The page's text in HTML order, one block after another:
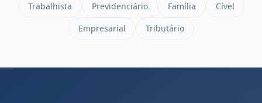
Trabalhista Previdenciário Família
Cível
Empresarial
Tributário